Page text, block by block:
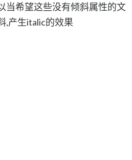
当希望这些没有倾斜属性的文
,产生italic的效果